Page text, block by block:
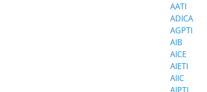
AATI
ADICA
AGPTI
AIB
AICE
AIETI
AIIC